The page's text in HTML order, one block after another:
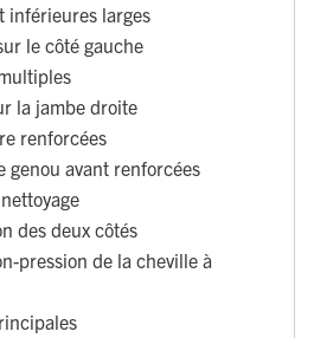
inférieures larges
le côté gauche
la jambe droite
renforcées
genou avant renforcées
des deux côtés
pression de la cheville à